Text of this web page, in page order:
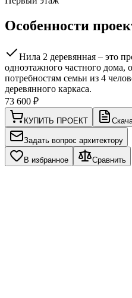
Особенности
Нила 2 деревянная – это
одноэтажного частного
потребностям семьи из 4
деревянного каркаса.
73 600 ₽
КУПИТЬ ПРОЕКТ
Задать вопрос архитектору
В избранное Сравнить